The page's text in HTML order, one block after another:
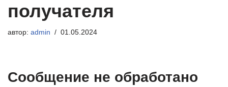
получателя
автор: admin 01.05.2024
Сообщение не обработано